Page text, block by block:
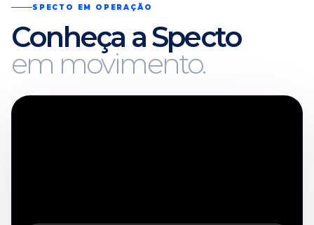
SPECTO EM OPERAÇÃO
Conheça a Specto
em movimento.